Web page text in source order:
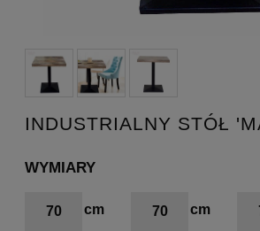
INDUSTRIALNY STÓŁ
WYMIARY
70 70